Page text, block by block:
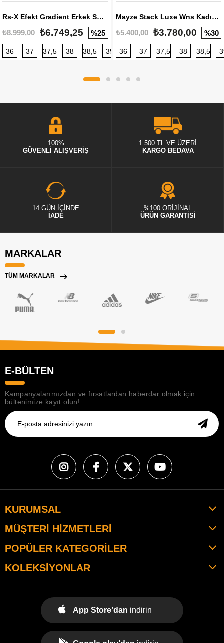
Rs-X Efekt Gradient Erkek Sneaker
₺8.999,00 ₺6.749,25 %25
36 37 37,5 38 38,5 39 40 40,5 41 42 42,5
Mayze Stack Luxe Wns Kadın Sneaker
₺5.400,00 ₺3.780,00 %30
36 37 37,5 38 38,5
100%
GÜVENLİ ALIŞVERİŞ
1.500 TL VE ÜZERİ
KARGO BEDAVA
14 GÜN İÇİNDE
İADE
%100 ORİJİNAL
ÜRÜN GARANTİSİ
MARKALAR
TÜM MARKALAR
E-BÜLTEN
Kampanyalarımızdan ve fırsatlardan haberdar olmak için
bültenimize kayıt olun!
KURUMSAL
MÜŞTERI HIZMETLERI
POPÜLER KATEGORILER
KOLEKSIYONLAR
App Store’dan indirin